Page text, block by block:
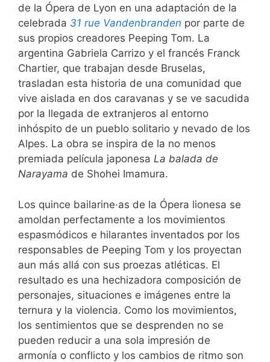
de la Ópera de Lyon en una adaptación de la
celebrada 31 rue Vandenbranden por parte de
sus propios creadores Peeping Tom. La
argentina Gabriela Carrizo y el francés Franck
Chartier, que trabajan desde Bruselas,
trasladan esta historia de una comunidad que
vive aislada en dos caravanas y se ve sacudida
por la llegada de extranjeros al entorno
inhóspito de un pueblo solitario y nevado de los
Alpes. La obra se inspira de la no menos
premiada película japonesa La balada de
Narayama de Shohei Imamura.
Los quince bailarine·as de la Ópera lionesa se
amoldan perfectamente a los movimientos
espasmódicos e hilarantes inventados por los
responsables de Peeping Tom y los proyectan
aun más allá con sus proezas atléticas. El
resultado es una hechizadora composición de
personajes, situaciones e imágenes entre la
ternura y la violencia. Como los movimientos,
los sentimientos que se desprenden no se
pueden reducir a una sola impresión de
armonía o conflicto y los cambios de ritmo son